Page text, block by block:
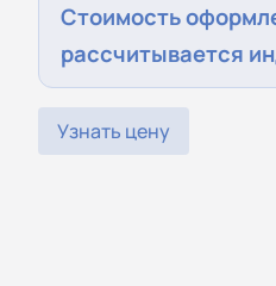
Стоимость
рассчитывается
Узнать цену